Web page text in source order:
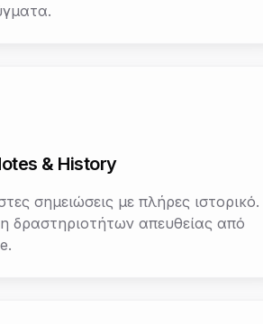
& History
σημειώσεις με πλήρες ιστορικό.
δραστηριοτήτων απευθείας από